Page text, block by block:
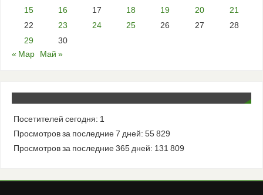
15
16 17 18 19 20
21
22
23 24 25 26 27
28
29
30
« Мар
Май »
Посетителей сегодня: 1
Просмотров за последние 7 дней: 55 829
Просмотров за последние 365 дней: 131 809